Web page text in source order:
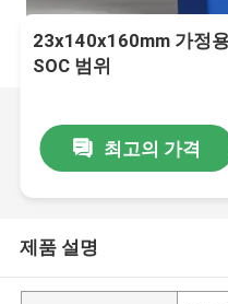
23x140x160mm 가정
SOC 범위
최고의 가격
제품 설명